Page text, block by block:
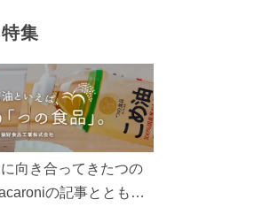
特集
向き合ってきたつの
の記事とともに